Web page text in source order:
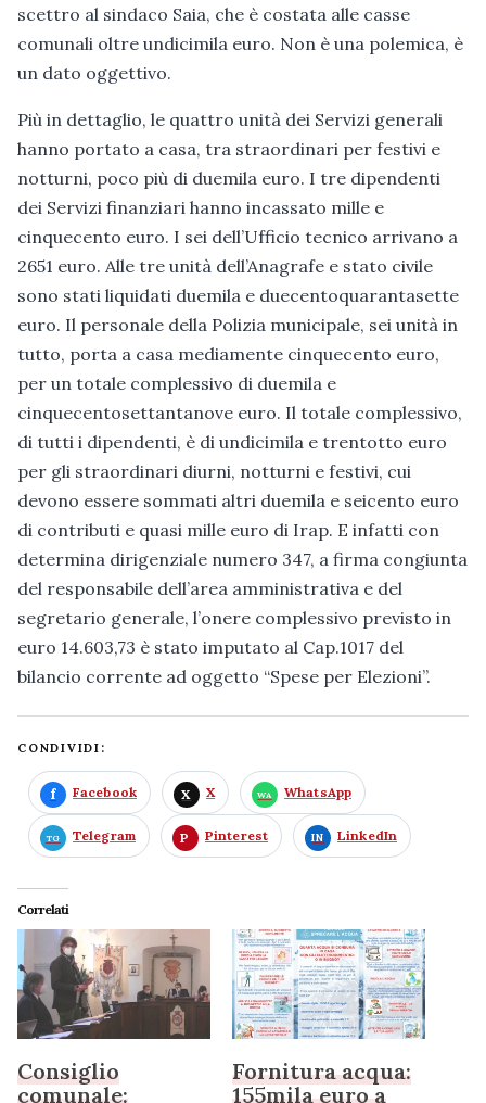
scettro al sindaco Saia, che è costata alle casse
comunali oltre undicimila euro. Non è una polemica, è
un dato oggettivo.
Più in dettaglio, le quattro unità dei Servizi generali
hanno portato a casa, tra straordinari per festivi e
notturni, poco più di duemila euro. I tre dipendenti
dei Servizi finanziari hanno incassato mille e
cinquecento euro. I sei dell’Ufficio tecnico arrivano a
2651 euro. Alle tre unità dell’Anagrafe e stato civile
sono stati liquidati duemila e duecentoquarantasette
euro. Il personale della Polizia municipale, sei unità in
tutto, porta a casa mediamente cinquecento euro,
per un totale complessivo di duemila e
cinquecentosettantanove euro. Il totale complessivo,
di tutti i dipendenti, è di undicimila e trentotto euro
per gli straordinari diurni, notturni e festivi, cui
devono essere sommati altri duemila e seicento euro
di contributi e quasi mille euro di Irap. E infatti con
determina dirigenziale numero 347, a firma congiunta
del responsabile dell’area amministrativa e del
segretario generale, l’onere complessivo previsto in
euro 14.603,73 è stato imputato al Cap.1017 del
bilancio corrente ad oggetto “Spese per Elezioni”.
CONDIVIDI:
Facebook X WhatsApp
Telegram Pinterest LinkedIn
Correlati
Consiglio
comunale:
Fornitura acqua:
155mila euro a